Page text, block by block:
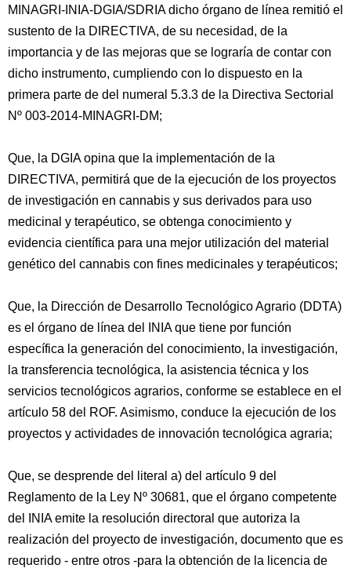
MINAGRI-INIA-DGIA/SDRIA dicho órgano de línea remitió el
sustento de la DIRECTIVA, de su necesidad, de la
importancia y de las mejoras que se lograría de contar con
dicho instrumento, cumpliendo con lo dispuesto en la
primera parte de del numeral 5.3.3 de la Directiva Sectorial
Nº 003-2014-MINAGRI-DM;
Que, la DGIA opina que la implementación de la
DIRECTIVA, permitirá que de la ejecución de los proyectos
de investigación en cannabis y sus derivados para uso
medicinal y terapéutico, se obtenga conocimiento y
evidencia científica para una mejor utilización del material
genético del cannabis con fines medicinales y terapéuticos;
Que, la Dirección de Desarrollo Tecnológico Agrario (DDTA)
es el órgano de línea del INIA que tiene por función
específica la generación del conocimiento, la investigación,
la transferencia tecnológica, la asistencia técnica y los
servicios tecnológicos agrarios, conforme se establece en el
artículo 58 del ROF. Asimismo, conduce la ejecución de los
proyectos y actividades de innovación tecnológica agraria;
Que, se desprende del literal a) del artículo 9 del
Reglamento de la Ley Nº 30681, que el órgano competente
del INIA emite la resolución directoral que autoriza la
realización del proyecto de investigación, documento que es
requerido - entre otros -para la obtención de la licencia de